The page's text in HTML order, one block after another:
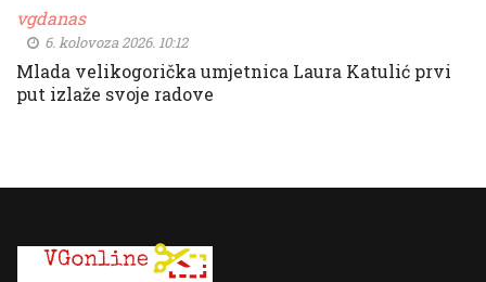
vgdanas
6. kolovoza 2026. 10:12
Mlada velikogorička umjetnica Laura Katulić prvi
put izlaže svoje radove